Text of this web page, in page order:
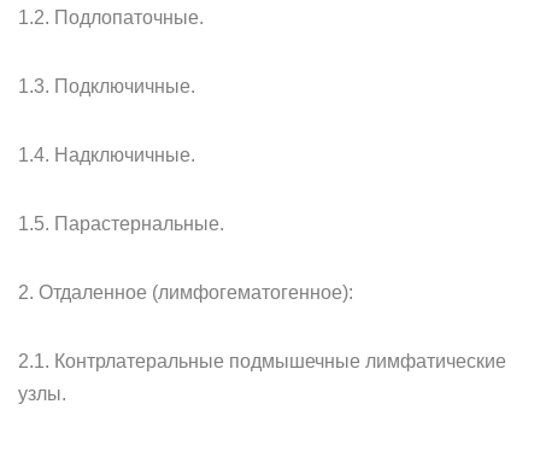
1.2. Подлопаточные.
1.3. Подключичные.
1.4. Надключичные.
1.5. Парастернальные.
2. Отдаленное (лимфогематогенное):
2.1. Контрлатеральные подмышечные лимфатические
узлы.